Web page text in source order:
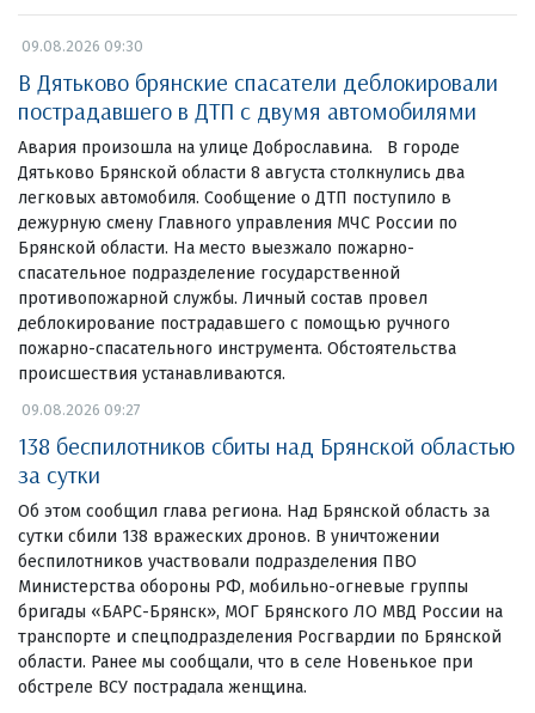
09.08.2026 09:30
В Дятьково брянские спасатели деблокировали
пострадавшего в ДТП с двумя автомобилями
Авария произошла на улице Доброславина. В городе
Дятьково Брянской области 8 августа столкнулись два
легковых автомобиля. Сообщение о ДТП поступило в
дежурную смену Главного управления МЧС России по
Брянской области. На место выезжало пожарно-
спасательное подразделение государственной
противопожарной службы. Личный состав провел
деблокирование пострадавшего с помощью ручного
пожарно-спасательного инструмента. Обстоятельства
происшествия устанавливаются.
09.08.2026 09:27
138 беспилотников сбиты над Брянской областью
за сутки
Об этом сообщил глава региона. Над Брянской область за
сутки сбили 138 вражеских дронов. В уничтожении
беспилотников участвовали подразделения ПВО
Министерства обороны РФ, мобильно-огневые группы
бригады «БАРС-Брянск», МОГ Брянского ЛО МВД России на
транспорте и спецподразделения Росгвардии по Брянской
области. Ранее мы сообщали, что в селе Новенькое при
обстреле ВСУ пострадала женщина.